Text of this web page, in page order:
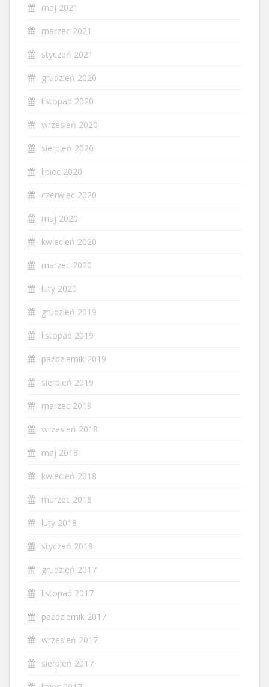
maj 2021
marzec 2021
styczeń 2021
grudzień 2020
listopad 2020
wrzesień 2020
sierpień 2020
lipiec 2020
czerwiec 2020
maj 2020
kwiecień 2020
marzec 2020
luty 2020
grudzień 2019
listopad 2019
październik 2019
sierpień 2019
marzec 2019
wrzesień 2018
maj 2018
kwiecień 2018
marzec 2018
luty 2018
styczeń 2018
grudzień 2017
listopad 2017
październik 2017
wrzesień 2017
sierpień 2017